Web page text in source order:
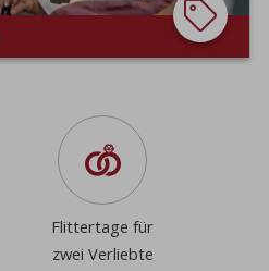
Flittertage für
zwei Verliebte